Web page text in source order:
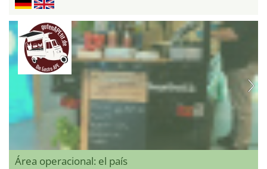
Área operacional: el país